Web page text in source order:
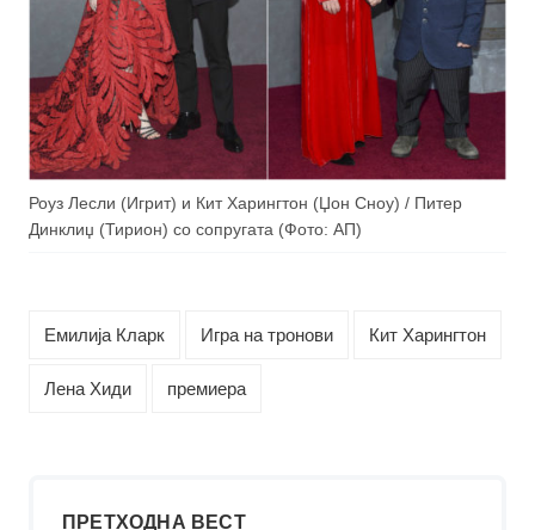
Роуз Лесли (Игрит) и Кит Харингтон (Џон Сноу) / Питер
Динклиџ (Тирион) со сопругата (Фото: АП)
Емилија Кларк Игра на тронови Кит Харингтон
Лена Хиди премиера
ПРЕТХОДНА ВЕСТ